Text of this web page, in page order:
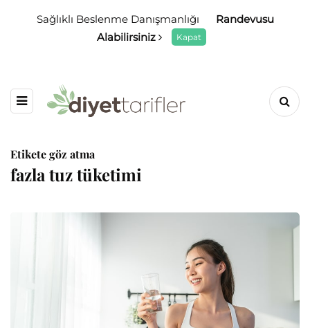
Sağlıklı Beslenme Danışmanlığı
Randevusu
Alabilirsiniz
Kapat
Etikete göz atma
fazla tuz tüketimi